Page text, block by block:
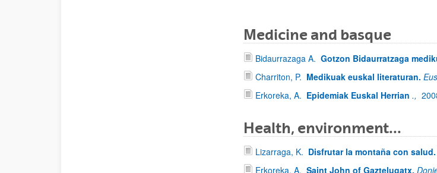
Medicine and basque
Bidaurrazaga A. Gotzon Bidaurratzaga
Charriton, P. Medikuak euskal literaturan.
Erkoreka, A. Epidemiak Euskal Herrian .,
Health, environment...
Lizarraga, K. Disfrutar la montaña con salud.
Erkoreka, A. Saint John of Gaztelugatx.